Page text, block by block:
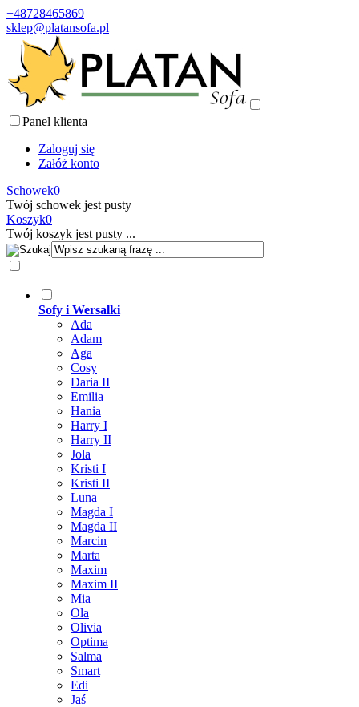
+48728465869
sklep@platansofa.pl
Panel klienta
Zaloguj się
Załóż konto
Schowek0
Twój schowek jest pusty
Koszyk0
Twój koszyk jest pusty ...
Sofy i Wersalki
Ada
Adam
Aga
Cosy
Daria II
Emilia
Hania
Harry I
Harry II
Jola
Kristi I
Kristi II
Luna
Magda I
Magda II
Marcin
Marta
Maxim
Maxim II
Mia
Ola
Olivia
Optima
Salma
Smart
Edi
Jaś